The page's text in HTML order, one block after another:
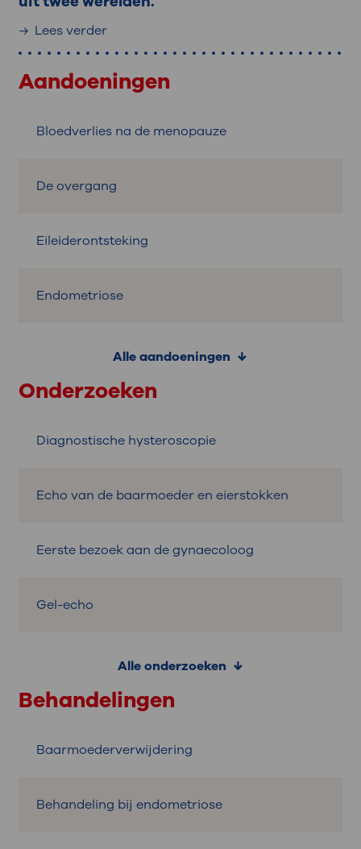
Lees verder
Aandoeningen
Bloedverlies na de menopauze
De overgang
Eileiderontsteking
Endometriose
Alle aandoeningen
Onderzoeken
Diagnostische hysteroscopie
Echo van de baarmoeder en eierstokken
Eerste bezoek aan de gynaecoloog
Gel-echo
Alle onderzoeken
Behandelingen
Baarmoederverwijdering
Behandeling bij endometriose